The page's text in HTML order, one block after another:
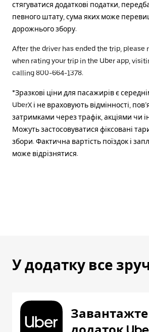
стягуватися додаткові податки,
певного штату, сума яких може
дорожнього збору.
After the driver has ended the trip, please
when rating your trip in the Uber app,
calling 800-664-1378.
*Зразкові ціни для пасажирів є
UberX і не враховують відмінності,
затримками через трафік, акціями чи
Можуть застосовуватися фіксовані
збори. Фактична вартість поїздок і
може відрізнятися.
У додатку все
Завантажте